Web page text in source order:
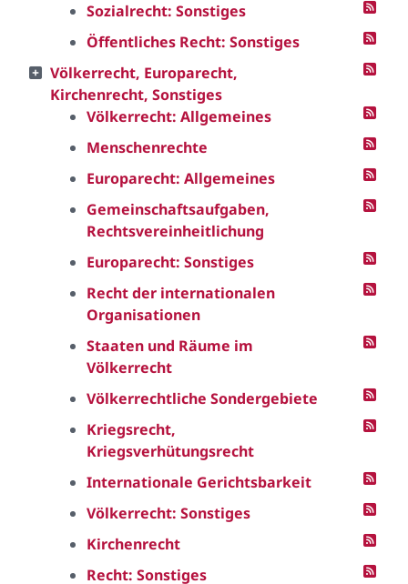
Sozialrecht: Sonstiges
Öffentliches Recht: Sonstiges
Völkerrecht, Europarecht,
Kirchenrecht, Sonstiges
Völkerrecht: Allgemeines
Menschenrechte
Europarecht: Allgemeines
Gemeinschaftsaufgaben,
Rechtsvereinheitlichung
Europarecht: Sonstiges
Recht der internationalen
Organisationen
Staaten und Räume im
Völkerrecht
Völkerrechtliche Sondergebiete
Kriegsrecht,
Kriegsverhütungsrecht
Internationale Gerichtsbarkeit
Völkerrecht: Sonstiges
Kirchenrecht
Recht: Sonstiges